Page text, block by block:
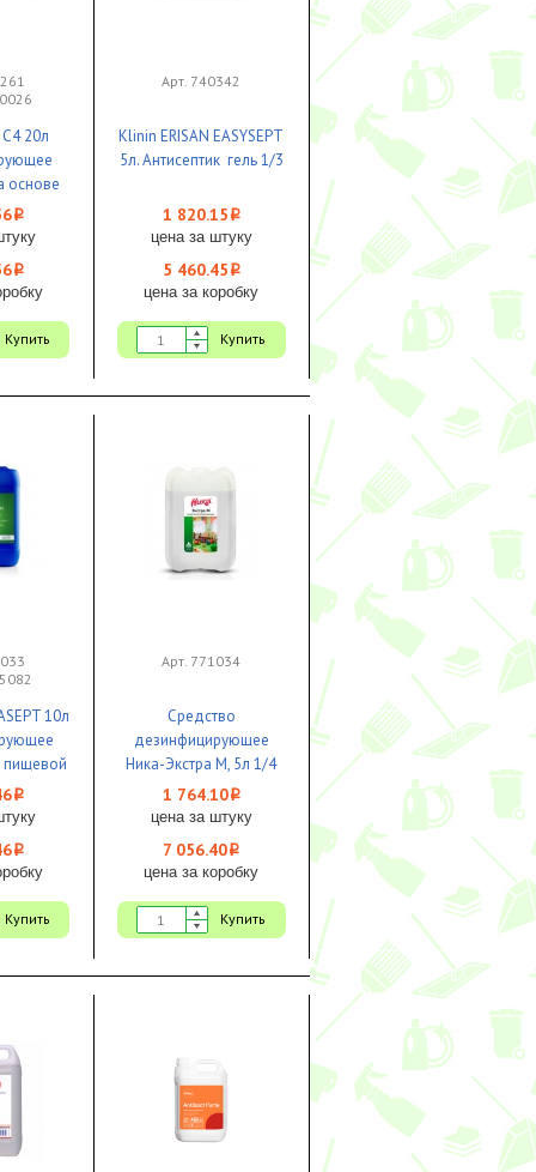
20л
основе
i
i
Купить
Арт. 740342
Klinin ERISAN EASYSEPT
5л. Антисептик гель 1/3
1 820.15 i
цена за штуку
5 460.45 i
цена за коробку
Купить
10л
пищевой
1/1
i
i
Купить
Арт. 771034
Средство
дезинфицирующее
Ника-Экстра М, 5л 1/4
ЧЗ
1 764.10i
цена за штуку
7 056.40i
цена за коробку
Купить